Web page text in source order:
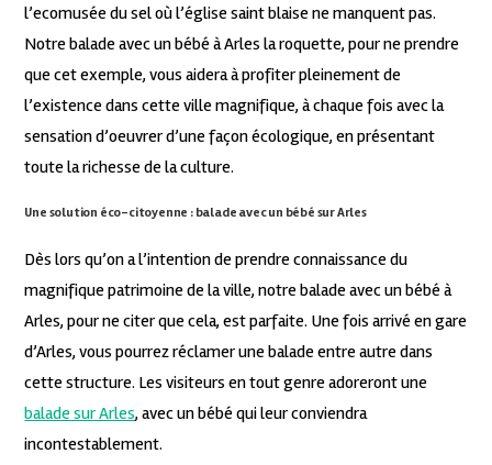
l’ecomusée du sel où l’église saint blaise ne manquent pas.
Notre balade avec un bébé à Arles la roquette, pour ne prendre
que cet exemple, vous aidera à profiter pleinement de
l’existence dans cette ville magnifique, à chaque fois avec la
sensation d’oeuvrer d’une façon écologique, en présentant
toute la richesse de la culture.
Une solution éco-citoyenne : balade avec un bébé sur Arles
Dès lors qu’on a l’intention de prendre connaissance du
magnifique patrimoine de la ville, notre balade avec un bébé à
Arles, pour ne citer que cela, est parfaite. Une fois arrivé en gare
d’Arles, vous pourrez réclamer une balade entre autre dans
cette structure. Les visiteurs en tout genre adoreront une
balade sur Arles, avec un bébé qui leur conviendra
incontestablement.